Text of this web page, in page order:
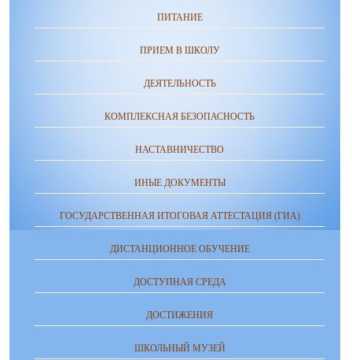
ПИТАНИЕ
ПРИЕМ В ШКОЛУ
ДЕЯТЕЛЬНОСТЬ
КОМПЛЕКСНАЯ БЕЗОПАСНОСТЬ
НАСТАВНИЧЕСТВО
ИНЫЕ ДОКУМЕНТЫ
ГОСУДАРСТВЕННАЯ ИТОГОВАЯ АТТЕСТАЦИЯ (ГИА)
ДИСТАНЦИОННОЕ ОБУЧЕНИЕ
ДОСТУПНАЯ СРЕДА
ДОСТИЖЕНИЯ
ШКОЛЬНЫЙ МУЗЕЙ